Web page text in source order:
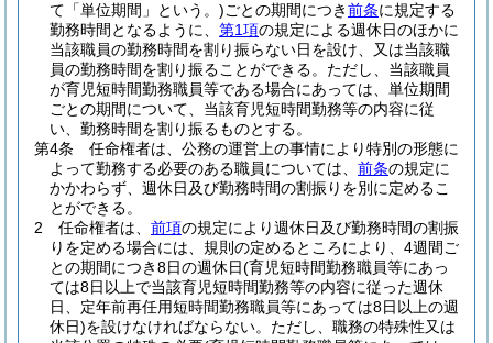
て「単位期間」という。)ごとの期間につき前条に規定する
勤務時間となるように、 第1項の規定による週休日のほかに
当該職員の勤務時間を割り振らない日を設け、又は当該職
員の勤務時間を割り振ることができる。 ただし、当該職員
が育児短時間勤務職員等である場合にあっては、単位期間
ごとの期間について、当該育児短時間勤務等の内容に従
い、勤務時間を割り振るものとする。
第4条
任命権者は、公務の運営上の事情により特別の形態に
よって勤務する必要のある職員については、 前条の規定に
かかわらず、週休日及び勤務時間の割振りを別に定めるこ
とができる。
2
任命権者は、 前項の規定により週休日及び勤務時間の割振
りを定める場合には、規則の定めるところにより、4週間ご
との期間につき8日の週休日(育児短時間勤務職員等にあっ
ては8日以上で当該育児短時間勤務等の内容に従った週休
日、定年前再任用短時間勤務職員等にあっては8日以上の週
休日)を設けなければならない。 ただし、職務の特殊性又は